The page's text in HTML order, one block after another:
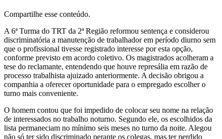
Compartilhe esse conteúdo.
A 6ª Turma do TRT da 2ª Região reformou sentença e considerou
discriminatória a manutenção de trabalhador em período diurno sem
que o profissional tivesse registrado interesse por esta opção,
conforme previsto em acordo coletivo. Os magistrados acolheram a
tese do reclamante, entendendo que houve represália em razão de
processo trabalhista ajuizado anteriormente. A decisão obrigou a
companhia a oferecer oportunidade para o empregado escolher o
turno mais conveniente.
O homem contou que foi impedido de colocar seu nome na relação
de interessados no trabalho noturno. Segundo ele, os escolhidos da
lista permaneciam no mínimo seis meses no turno da noite. Alegou
não só ter sido discriminado perante os colegas, mas ter perdido